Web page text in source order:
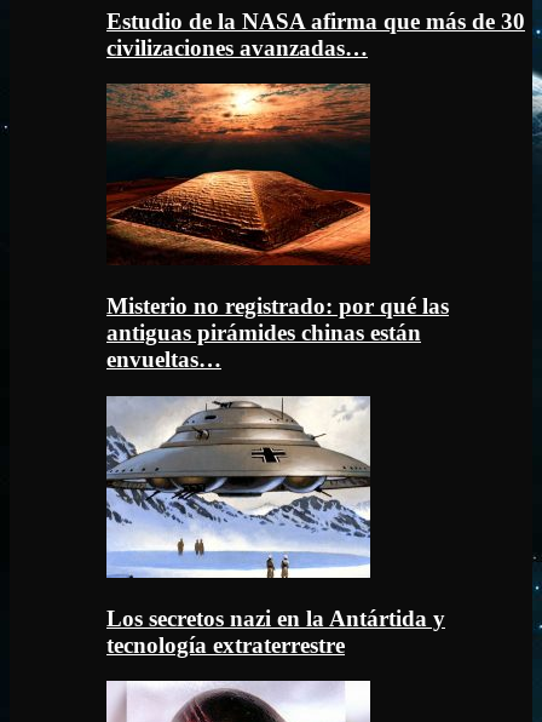
Estudio de la NASA afirma que más de 30
civilizaciones avanzadas…
Misterio no registrado: por qué las
antiguas pirámides chinas están
envueltas…
Los secretos nazi en la Antártida y
tecnología extraterrestre